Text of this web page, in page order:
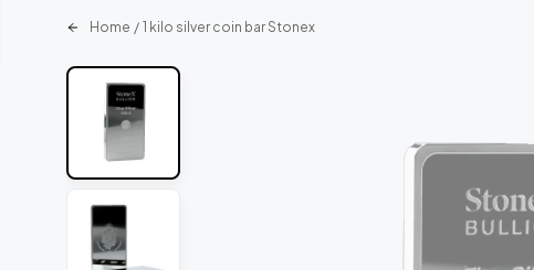
Home / 1 kilo silver coin bar Stonex